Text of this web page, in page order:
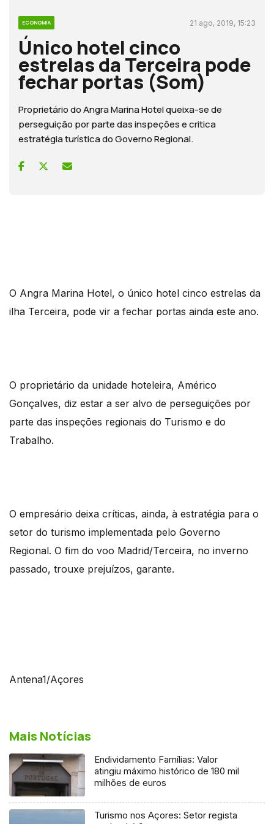
ECONOMIA 21 ago, 2019, 15:23
Único hotel cinco
estrelas da Terceira pode
fechar portas (Som)
Proprietário do Angra Marina Hotel queixa-se de
perseguição por parte das inspeções e critica
estratégia turística do Governo Regional.
O Angra Marina Hotel, o único hotel cinco estrelas da
ilha Terceira, pode vir a fechar portas ainda este ano.
O proprietário da unidade hoteleira, Américo
Gonçalves, diz estar a ser alvo de perseguições por
parte das inspeções regionais do Turismo e do
Trabalho.
O empresário deixa críticas, ainda, à estratégia para o
setor do turismo implementada pelo Governo
Regional. O fim do voo Madrid/Terceira, no inverno
passado, trouxe prejuízos, garante.
Antena1/Açores
Mais Notícias
Endividamento Famílias: Valor
atingiu máximo histórico de 180 mil
milhões de euros
Turismo nos Açores: Setor regista